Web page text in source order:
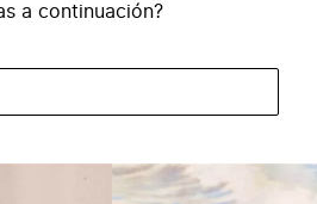
a continuación?